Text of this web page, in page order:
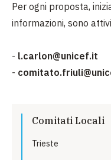
Per ogni proposta,
informazioni, sono
- l.carlon@unicef.it
-
Comitati Locali
Trieste